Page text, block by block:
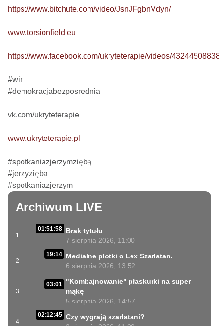
https://www.bitchute.com/video/JsnJFgbnVdyn/
www.torsionfield.eu
https://www.facebook.com/ukryteterapie/videos/
#wir
#demokracjabezposrednia
vk.com/ukryteterapie
www.ukryteterapie.pl
#spotkaniazjerzymziębą
#jerzyzięba
#spotkaniazjerzym
Archiwum LIVE
1
01:51:58
Brak tytułu
7 sierpnia 2026, 11:00
2
19:14
Medialne plotki o Lex Szarlatan.
6 sierpnia 2026, 13:52
3
03:01
"Kombajnowanie" płaskurki na super
mąkę
5 sierpnia 2026, 14:57
4
02:12:45 Czy wygrają szarlatani?